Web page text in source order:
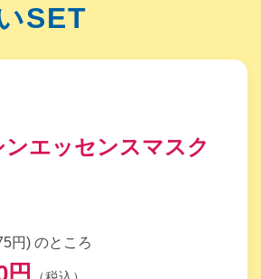
SET
エッセンスマスク
円) のところ